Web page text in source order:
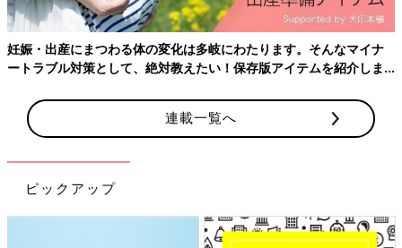
すーちゃんの女子力が今後どうなっていくか、私の失われていく
私の女子力がどう回復していくかも乞うご期待！笑
●hibik（ヒビック）
２人の子どもを持つワーママとしても毎日奮闘中。趣味は名前ワ
ッペン作り。
・ひーくん／2013年12月まれの男の子
・すーちゃん／2016年4月生まれの女の子
■minne（ミンネ）：
『ママと子どもが一緒に楽しめるもの』をテーマに、オリジナル
のイラストを使ってものづくりをしています。
妊娠・出産にまつわる体の変化は多岐にわたります。そんなマイナ
ートラブル対策として、絶対教えたい！保存版アイテムを紹介しま
連載一覧へ
ピックアップ